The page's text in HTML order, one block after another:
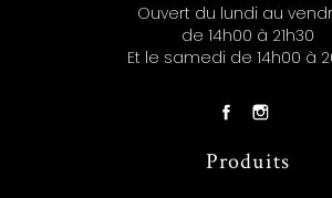
Ouvert du lundi au
de 14h00 à 21h30
Et le samedi de 14h00 à
Produits